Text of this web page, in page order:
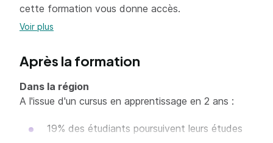
cette formation vous donne accès.
Voir plus
Après la formation
Dans la région
A l'issue d'un cursus en apprentissage en 2 ans :
19% des étudiants poursuivent leurs études